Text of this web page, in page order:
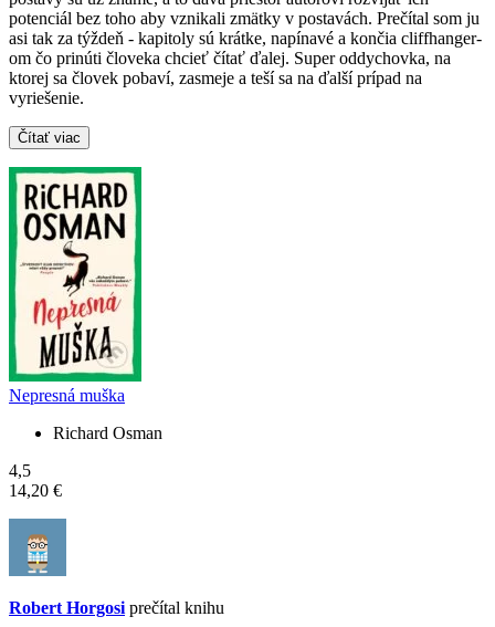
potenciál bez toho aby vznikali zmätky v postavách. Prečítal som ju
asi tak za týždeň - kapitoly sú krátke, napínavé a končia cliffhanger-
om čo prinúti človeka chcieť čítať ďalej. Super oddychovka, na
ktorej sa človek pobaví, zasmeje a teší sa na ďalší prípad na
vyriešenie.
Čítať viac
Nepresná muška
Richard Osman
4,5
14,20 €
Robert Horgosi prečítal knihu